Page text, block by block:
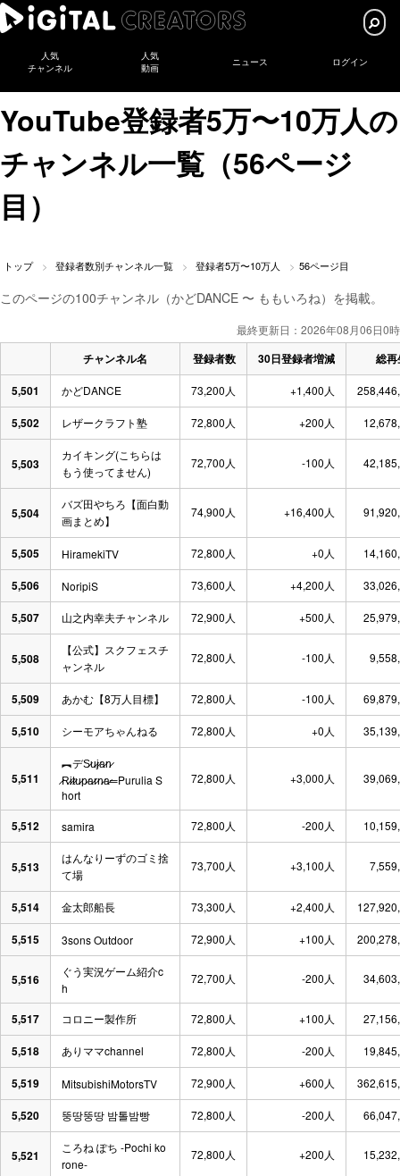
人気
チャンネル
人気
動画
ニュース ログイン
YouTube登録者5万〜10万人の
チャンネル一覧（56ページ
目）
トップ 登録者数別チャンネル一覧 登録者5万〜10万人 56ページ目
このページの100チャンネル（かどDANCE 〜 ももいろね）を掲載。
最終更新日：2026年08月06日0時
チャンネル名 登録者数 30日登録者増減
総
5,501
かどDANCE 73,200人 +1,400人
5,502 レザークラフト塾 72,800人 +200人
5,503
カイキング(こちらは
もう使ってません)
72,700人 -100人
5,504
バズ田やちろ【面白動
画まとめ】
74,900人 +16,400人
5,505 HiramekiTV 72,800人 +0人
5,506 NoripiS 73,600人 +4,200人
5,507 山之内幸夫チャンネル 72,900人 +500人
5,508
【公式】スクフェスチ
ャンネル
72,800人 -100人
5,509 あかむ【8万人目標】 72,800人 -100人
5,510 シーモアちゃんねる 72,800人 +0人
5,511
︻デS̷u̷j̷a̷n̷
̷R̷i̷t̷u̷p̷a̷r̷n̷a̷═Purulia S
hort
72,800人 +3,000人
5,512 samira 72,800人 -200人
5,513
はんなりーずのゴミ捨
て場
73,700人 +3,100人
5,514 金太郎船長 73,300人 +2,400人
5,515 3sons Outdoor 72,900人 +100人
5,516
ぐう実況ゲーム紹介c
h
72,700人 -200人
5,517 コロニー製作所 72,800人 +100人
5,518 ありママchannel 72,800人 -200人
5,519 MitsubishiMotorsTV 72,900人 +600人
5,520 뚱땅뚱땅 밤톨밤빵 72,800人 -200人
5,521
ころね ぽち -Pochi ko
rone-
72,800人 +200人